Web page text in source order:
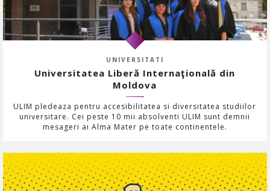
UNIVERSITATI
Universitatea Liberă Internaţională din
Moldova
ULIM pledeaza pentru accesibilitatea si diversitatea studiilor
universitare. Cei peste 10 mii absolventi ULIM sunt demnii
mesageri ai Alma Mater pe toate continentele.